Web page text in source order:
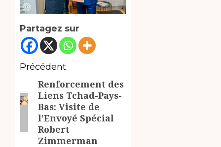
Partagez sur
Navigation
d’article
Précédent
Article
précédent:
Renforcement des
Liens Tchad-Pays-
Bas: Visite de
l’Envoyé Spécial
Robert
Zimmerman